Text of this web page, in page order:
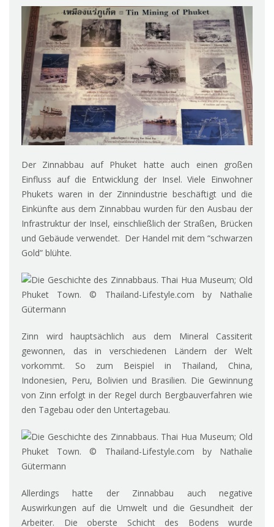
Der Zinnabbau auf Phuket hatte auch einen großen
Einfluss auf die Entwicklung der Insel. Viele Einwohner
Phukets waren in der Zinnindustrie beschäftigt und die
Einkünfte aus dem Zinnabbau wurden für den Ausbau der
Infrastruktur der Insel, einschließlich der Straßen, Brücken
und Gebäude verwendet. Der Handel mit dem “schwarzen
Gold” blühte.
Zinn wird hauptsächlich aus dem Mineral Cassiterit
gewonnen, das in verschiedenen Ländern der Welt
vorkommt. So zum Beispiel in Thailand, China,
Indonesien, Peru, Bolivien und Brasilien. Die Gewinnung
von Zinn erfolgt in der Regel durch Bergbauverfahren wie
den Tagebau oder den Untertagebau.
Allerdings hatte der Zinnabbau auch negative
Auswirkungen auf die Umwelt und die Gesundheit der
Arbeiter. Die oberste Schicht des Bodens wurde